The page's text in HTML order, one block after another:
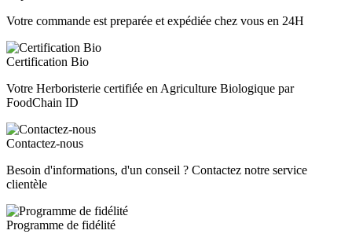
Votre commande est preparée et expédiée chez vous en 24H
Certification Bio
Votre Herboristerie certifiée en Agriculture Biologique par
FoodChain ID
Contactez-nous
Besoin d'informations, d'un conseil ? Contactez notre service
clientèle
Programme de fidélité